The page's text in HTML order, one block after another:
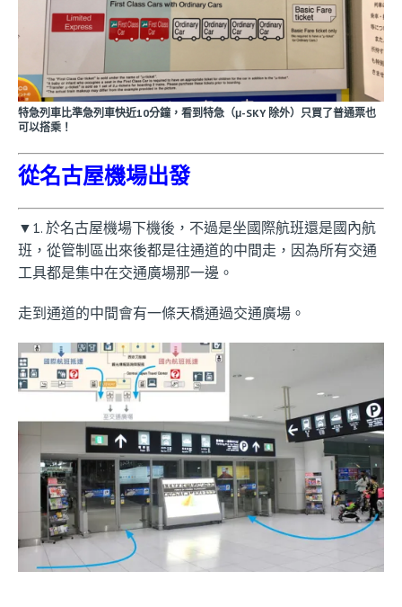
特急列車比準急列車快近10分鐘，看到特急（μ-SKY 除外）只買了普通票也
可以搭乘！
從名古屋機場出發
▼1. 於名古屋機場下機後，不過是坐國際航班還是國內航
班，從管制區出來後都是往通道的中間走，因為所有交通
工具都是集中在交通廣場那一邊。
走到通道的中間會有一條天橋通過交通廣場。